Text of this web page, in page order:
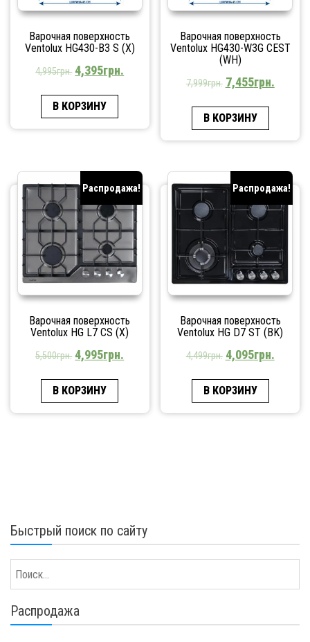
Варочная поверхность
Ventolux HG430-B3 S (X)
4,995грн. 4,395грн.
В КОРЗИНУ
Варочная поверхность
Ventolux HG430-W3G CEST
(WH)
7,999грн. 7,455грн.
В КОРЗИНУ
Распродажа!
Варочная поверхность
Ventolux HG L7 CS (X)
5,500грн. 4,995грн.
В КОРЗИНУ
Распродажа!
Варочная поверхность
Ventolux HG D7 ST (BK)
4,499грн. 4,095грн.
В КОРЗИНУ
Быстрый поиск по сайту
Распродажа